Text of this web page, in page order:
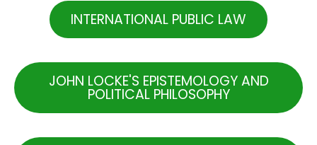
INTERNATIONAL PUBLIC LAW
JOHN LOCKE'S EPISTEMOLOGY AND
POLITICAL PHILOSOPHY